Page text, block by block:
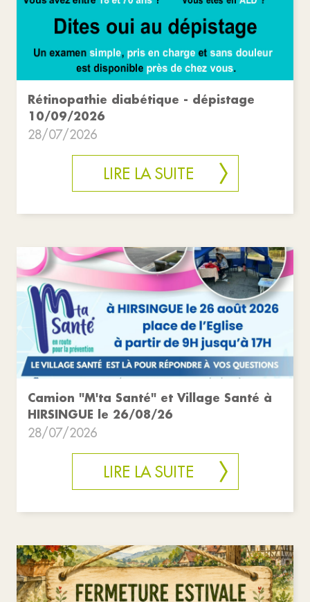
Rétinopathie diabétique - dépistage
10/09/2026
28/07/2026
LIRE LA SUITE
Camion "M'ta Santé" et Village Santé à
HIRSINGUE le 26/08/26
28/07/2026
LIRE LA SUITE